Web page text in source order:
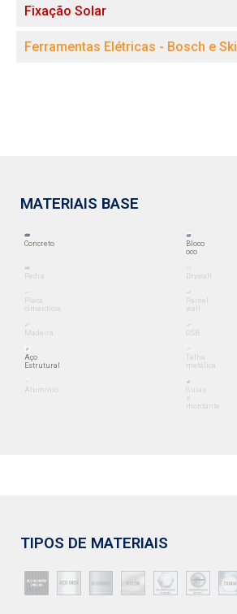
Fixação Solar
Ferramentas Elétricas - Bosch e Skil
MATERIAIS BASE
Concreto
Bloco
oco
Pedra Drywall
Placa
cimentícia
Painel
wall
Madeira OSB
Aço
Estrutural
Telha
metálica
Alumínio
Guias
e
montante
TIPOS DE MATERIAIS